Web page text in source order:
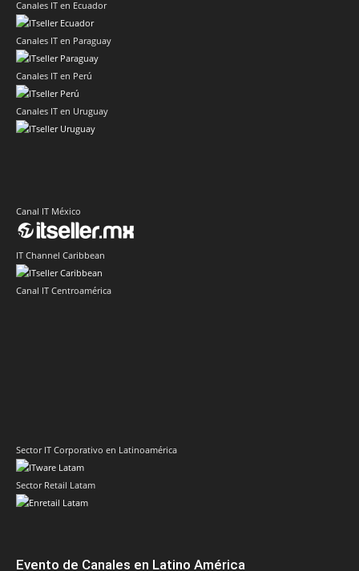
Canales IT en Ecuador
Canales IT en Paraguay
Canales IT en Perú
Canales IT en Uruguay
Canal IT México
IT Channel Caribbean
Canal IT Centroamérica
Sector IT Corporativo en Latinoamérica
Sector Retail Latam
Evento de Canales en Latino América